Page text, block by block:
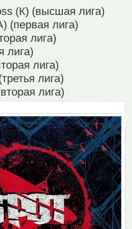
(К) (высшая лига)
(первая лига)
лига)
лига)
лига)
лига)
лига)